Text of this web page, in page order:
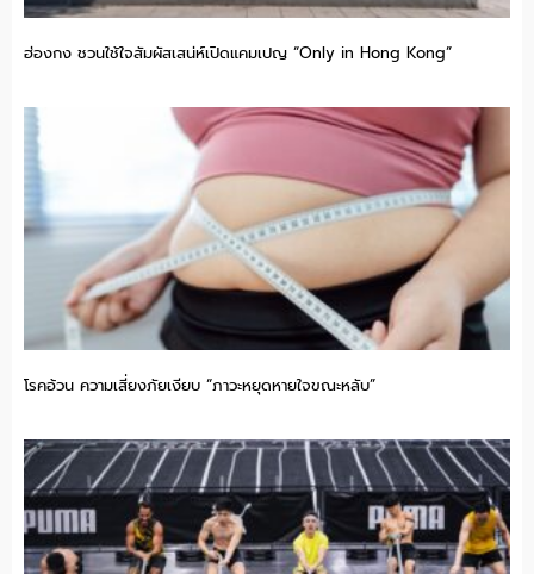
ฮ่องกง ชวนใช้ใจสัมผัสเสน่ห์เปิดแคมเปญ “Only in Hong Kong”
โรคอ้วน ความเสี่ยงภัยเงียบ “ภาวะหยุดหายใจขณะหลับ”